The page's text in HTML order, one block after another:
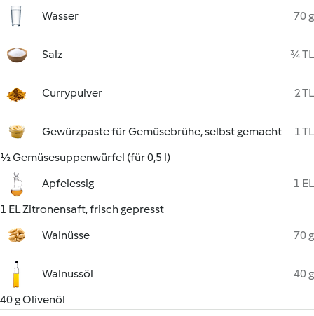
Wasser 70 g
Salz ¾ TL
Currypulver 2 TL
Gewürzpaste für Gemüsebrühe, selbst gemacht
1 TL
½ Gemüsesuppenwürfel (für 0,5 l)
Apfelessig
1 EL
1 EL Zitronensaft, frisch gepresst
Walnüsse
70 g
Walnussöl
40 g
40 g Olivenöl